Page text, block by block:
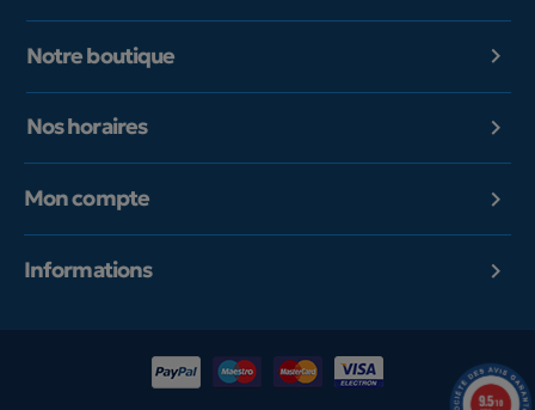
Notre boutique 
Nos horaires 
Mon compte 
Informations 
9.5/10